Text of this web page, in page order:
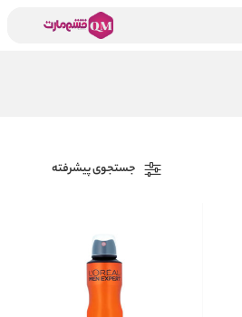
جستجوی پیشرفته